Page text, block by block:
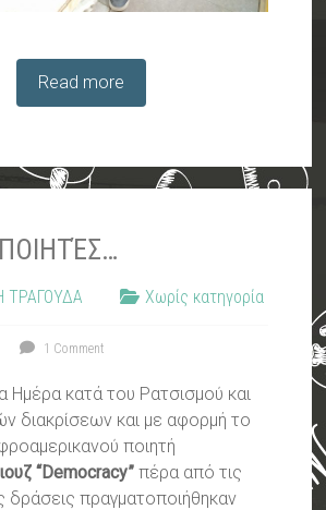
Read more
ΤΡΑΓΟΥΔΑ Χωρίς κατηγορία
1 Comment
Ημέρα κατά του Ρατσισμού και
διακρίσεων και με αφορμή το
ποιητή
“Democracy” πέρα από τις
δράσεις πραγματοποιήθηκαν